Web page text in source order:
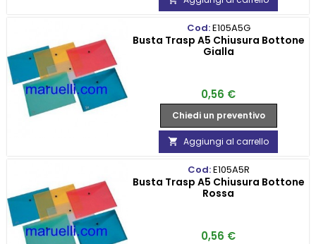
Cod:E105A5G
Busta Trasp A5 Chiusura Bottone
Gialla
Prezzo
0,56 €
Chiedi un preventivo
 Aggiungi al carrello
Cod:E105A5R
Busta Trasp A5 Chiusura Bottone
Rossa
Prezzo
0,56 €